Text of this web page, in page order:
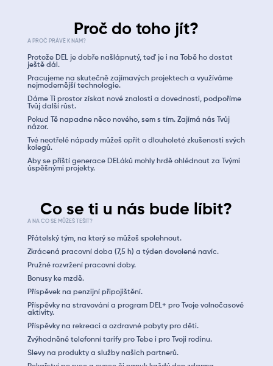
Proč do toho jít?
A PROČ PRÁVĚ K NÁM?
Protože DEL je dobře našlápnutý, teď je i na Tobě ho dostat
ještě dál.
Pracujeme na skutečně zajímavých projektech a využíváme
nejmodernější technologie.
Dáme Ti prostor získat nové znalosti a dovednosti, podpoříme
Tvůj další růst.
Pokud Tě napadne něco nového, sem s tím. Zajímá nás Tvůj
názor.
Tvé neotřelé nápady můžeš opřít o dlouholeté zkušenosti svých
kolegů.
Aby se příští generace DELáků mohly hrdě ohlédnout za Tvými
úspěšnými projekty.
Co se ti u nás bude líbit?
A NA CO SE MŮŽEŠ TEŠIT?
Přátelský tým, na který se můžeš spolehnout.
Zkrácená pracovní doba (7,5 h) a týden dovolené navíc.
Pružné rozvržení pracovní doby.
Bonusy ke mzdě.
Příspěvek na penzijní připojištění.
Příspěvky na stravování a program DEL+ pro Tvoje volnočasové
aktivity.
Příspěvky na rekreaci a ozdravné pobyty pro děti.
Zvýhodněné telefonní tarify pro Tebe i pro Tvoji rodinu.
Slevy na produkty a služby našich partnerů.